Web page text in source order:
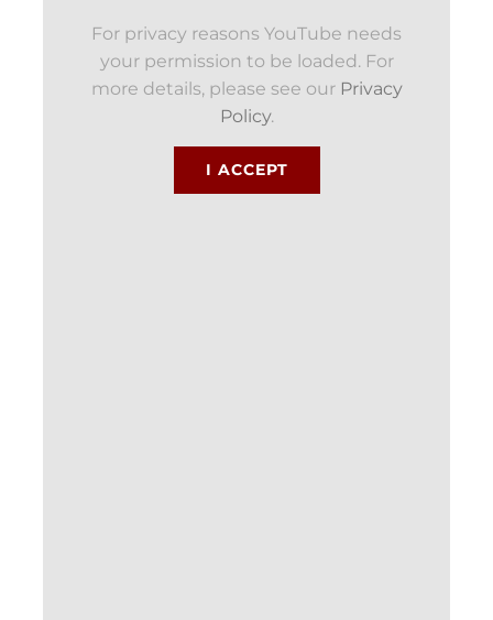
For privacy reasons YouTube needs
your permission to be loaded. For
more details, please see our Privacy
Policy.
I ACCEPT